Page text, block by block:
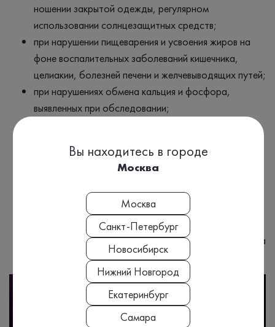
ношении закрытой одежды, регулярном
использовании солнцезащитных средств;
при нарушении пищеварения и усвоения жиров на
фоне воспалительных заболеваний кишечника,
целиакии, болезней печени и желчевыводящих путей;
при нарушениях обмена кальция и фосфора,
выявленных при обследовании;
в период активного роста у детей и подростков;
людям пожилого возраста с профилактической
при избыточной массе тела, низкой физической
активности;
при приеме препаратов витамина D — для подбора
и контроля дозы.
Вы находитесь в городе
Москва
Москва
Санкт-Петербург
Новосибирск
Нижний Новгород
Екатеринбург
Самара